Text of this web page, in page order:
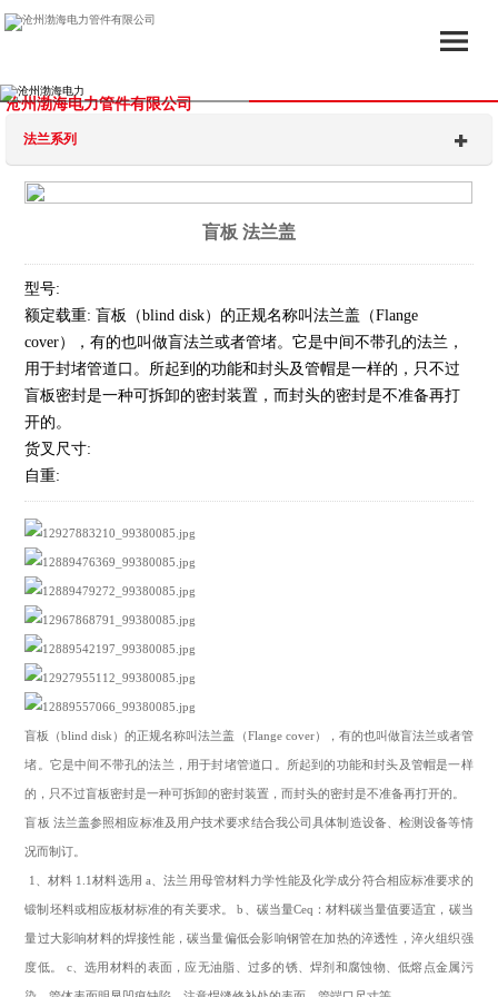
沧州渤海电力管件有限公司
法兰系列
盲板 法兰盖
型号:
额定载重: 盲板（blind disk）的正规名称叫法兰盖（Flange
cover），有的也叫做盲法兰或者管堵。它是中间不带孔的法兰，
用于封堵管道口。所起到的功能和封头及管帽是一样的，只不过
盲板密封是一种可拆卸的密封装置，而封头的密封是不准备再打
开的。
货叉尺寸:
自重:
盲板（blind disk）的正规名称叫法兰盖（Flange cover），有的也叫做盲法兰或者管
堵。它是中间不带孔的法兰，用于封堵管道口。所起到的功能和封头及管帽是一样
的，只不过盲板密封是一种可拆卸的密封装置，而封头的密封是不准备再打开的。
盲板 法兰盖参照相应标准及用户技术要求结合我公司具体制造设备、检测设备等情
况而制订。
1、材料 1.1材料选用 a、法兰用母管材料力学性能及化学成分符合相应标准要求的
锻制坯料或相应板材标准的有关要求。 b、碳当量Ceq：材料碳当量值要适宜，碳当
量过大影响材料的焊接性能，碳当量偏低会影响钢管在加热的淬透性，淬火组织强
度低。 c、选用材料的表面，应无油脂、过多的锈、焊剂和腐蚀物、低熔点金属污